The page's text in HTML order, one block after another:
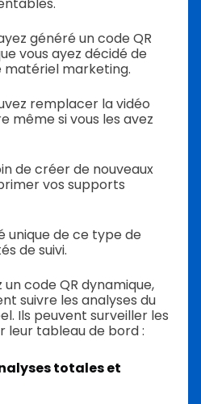
généré un code QR
vous ayez décidé de
marketing.
remplacer la vidéo
même si vous les avez
de créer de nouveaux
vos supports
unique de ce type de
de suivi.
code QR dynamique,
suivre les analyses du
Ils peuvent surveiller les
leur tableau de bord :
totales et